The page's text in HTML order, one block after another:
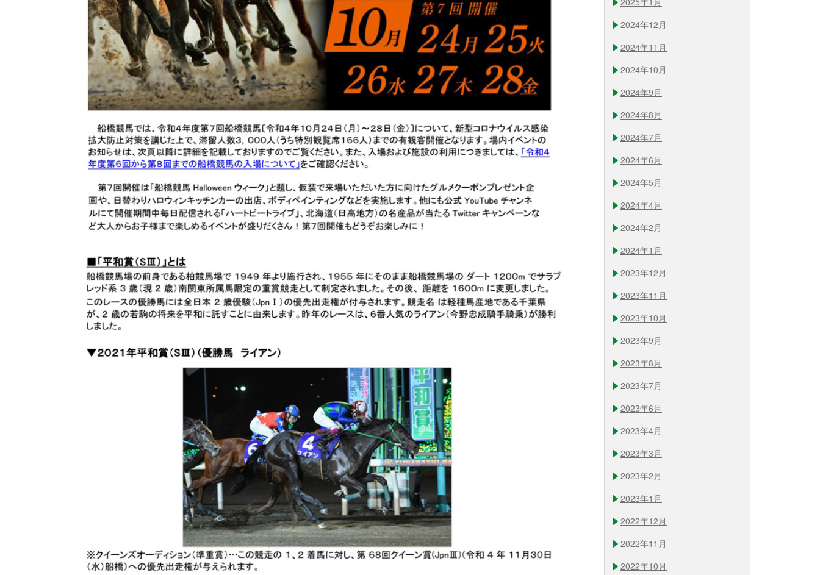
2024年12月
2024年11月
2024年10月
2024年9月
2024年8月
2024年7月
2024年6月
2024年5月
2024年4月
2024年2月
2024年1月
2023年12月
2023年11月
2023年10月
2023年9月
2023年8月
2023年7月
2023年6月
2023年4月
2023年3月
2023年2月
2023年1月
2022年12月
2022年11月
2022年10月